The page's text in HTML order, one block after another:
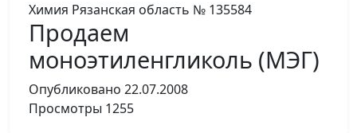
Химия Рязанская область № 135584
Продаем
моноэтиленгликоль (МЭГ)
Опубликовано 22.07.2008
Просмотры 1255